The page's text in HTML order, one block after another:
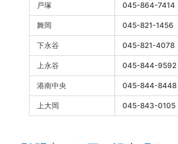
戸塚 045-864-7414
舞岡 045-821-1456
下永谷 045-821-4078
上永谷 045-844-9592
港南中央 045-844-8448
上大岡 045-843-0105